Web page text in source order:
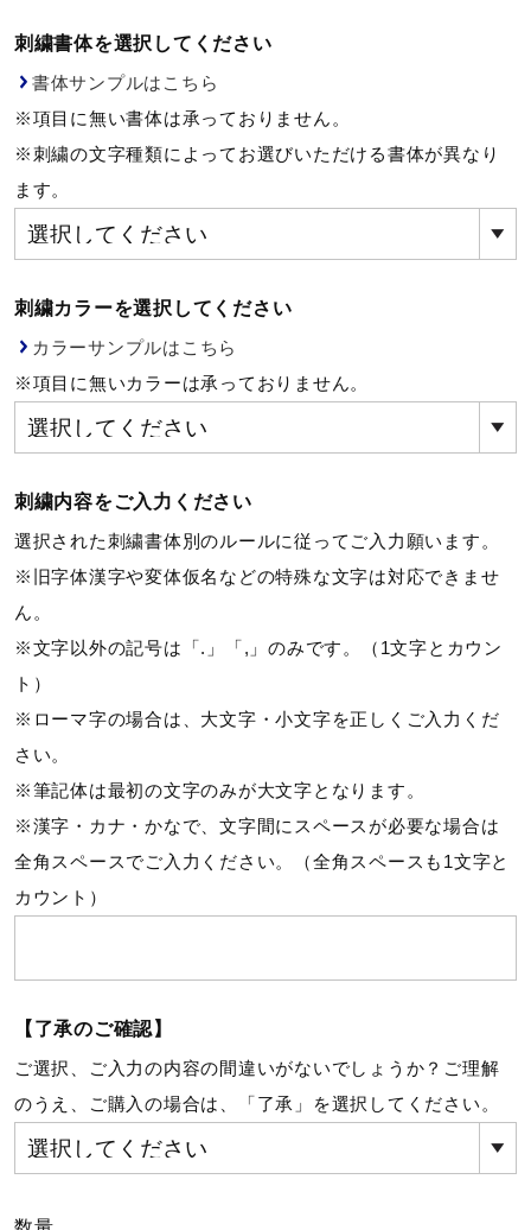
サポーター
コラボ／ライセンス
セール
サポート
直営店一覧
刺繍書体を選択してください
書体サンプルはこちら
※項目に無い書体は承っておりません。
※刺繍の文字種類によってお選びいただける書体が異なり
ます。
刺繍カラーを選択してください
カラーサンプルはこちら
※項目に無いカラーは承っておりません。
刺繍内容をご入力ください
選択された刺繍書体別のルールに従ってご入力願います。
※旧字体漢字や変体仮名などの特殊な文字は対応できませ
ん。
※文字以外の記号は「.」「,」のみです。（1文字とカウン
ト）
※ローマ字の場合は、大文字・小文字を正しくご入力くだ
さい。
※筆記体は最初の文字のみが大文字となります。
※漢字・カナ・かなで、文字間にスペースが必要な場合は
全角スペースでご入力ください。（全角スペースも1文字と
カウント）
【了承のご確認】
ご選択、ご入力の内容の間違いがないでしょうか？ご理解
のうえ、ご購入の場合は、「了承」を選択してください。